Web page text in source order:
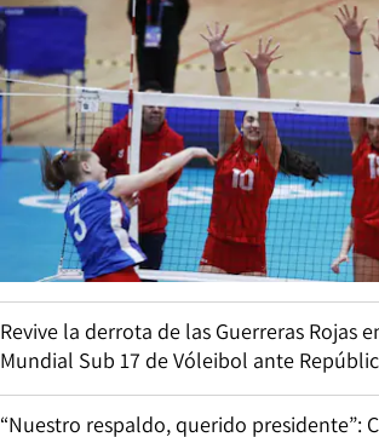
Revive la derrota de las Guerreras Rojas
Mundial Sub 17 de Vóleibol ante
“Nuestro respaldo, querido presidente”: